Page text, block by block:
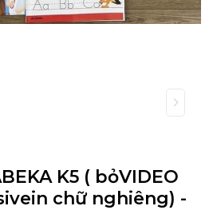
K5 ( bỏVIDEO
chữ nghiêng) -